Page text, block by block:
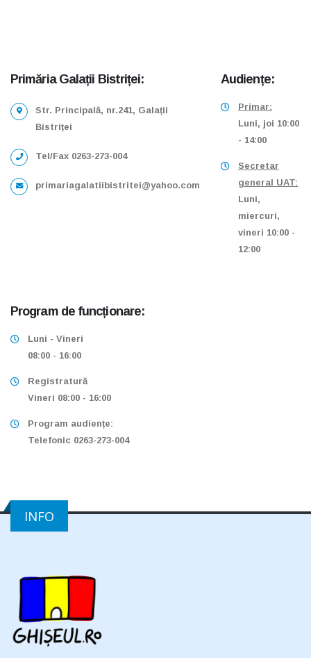
Primăria Galații Bistriței:
Str. Principală, nr.241, Galații
Bistriței
Tel/Fax 0263-273-004
primariagalatiibistritei@yahoo.com
Audiențe:
Primar:
Luni, joi 10:00
- 14:00
Secretar
general UAT:
Luni,
miercuri,
vineri 10:00 -
12:00
Program de funcționare:
Luni - Vineri
08:00 - 16:00
Registratură
Vineri 08:00 - 16:00
Program audiențe:
Telefonic 0263-273-004
INFO